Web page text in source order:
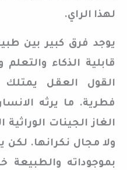
لهذا الراي.
يوجد فرق كبير بين
قابلية الذكاء
القول العقل يمتلك
فطرية. ما يرثه
الغاز الجينات
ولا مجال نكرانها. لكن
بموجوداته والطبيعة